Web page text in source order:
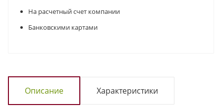
На расчетный счет компании
Банковскими картами
Описание Характеристики